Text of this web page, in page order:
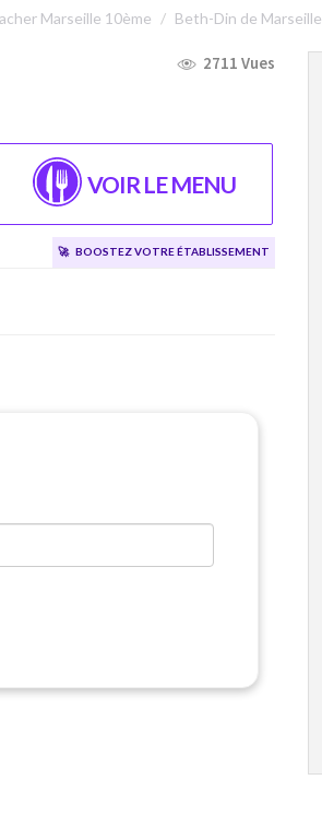
Marseille 10ème Beth-Din de Marseille
2711 Vues
VOIR LE MENU
🚀 Boostez votre établissement